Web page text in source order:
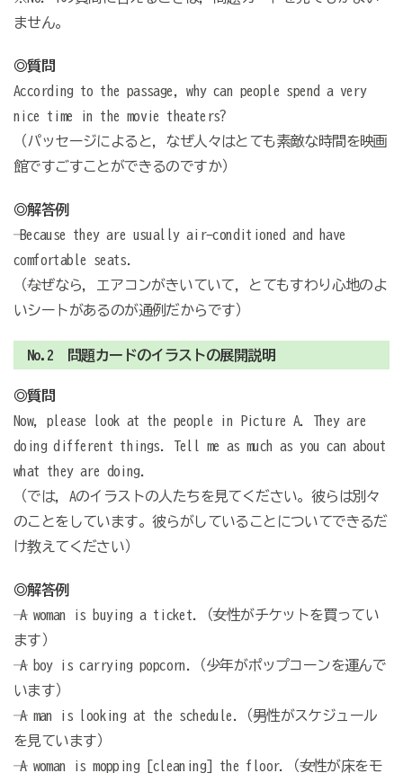
ません。
◎質問
According to the passage, why can people spend a very
nice time in the movie theaters?
（パッセージによると，なぜ人々はとても素敵な時間を映画
館ですごすことができるのですか）
◎解答例
─ Because they are usually air-conditioned and have
comfortable seats.
（─なぜなら，エアコンがきいていて，とてもすわり心地のよ
いシートがあるのが通例だからです）
No.2 問題カードのイラストの展開説明
◎質問
Now, please look at the people in Picture A. They are
doing different things. Tell me as much as you can about
what they are doing.
（では，Aのイラストの人たちを見てください。彼らは別々
のことをしています。彼らがしていることについてできるだ
け教えてください）
◎解答例
─ A woman is buying a ticket.（─女性がチケットを買ってい
ます）
─ A boy is carrying popcorn.（─少年がポップコーンを運んで
います）
─ A man is looking at the schedule.（─男性がスケジュール
を見ています）
─ A woman is mopping [cleaning] the floor.（─女性が床をモ